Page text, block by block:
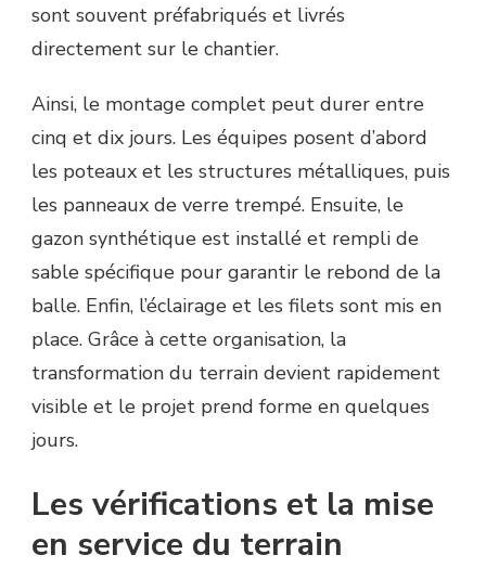
sont souvent préfabriqués et livrés
directement sur le chantier.
Ainsi, le montage complet peut durer entre
cinq et dix jours. Les équipes posent d’abord
les poteaux et les structures métalliques, puis
les panneaux de verre trempé. Ensuite, le
gazon synthétique est installé et rempli de
sable spécifique pour garantir le rebond de la
balle. Enfin, l’éclairage et les filets sont mis en
place. Grâce à cette organisation, la
transformation du terrain devient rapidement
visible et le projet prend forme en quelques
jours.
Les vérifications et la mise
en service du terrain